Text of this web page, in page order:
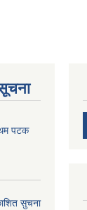
पटक
सुचना